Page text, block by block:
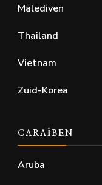
Malediven
Thailand
Vietnam
Zuid-Korea
CARAÏBEN
Aruba